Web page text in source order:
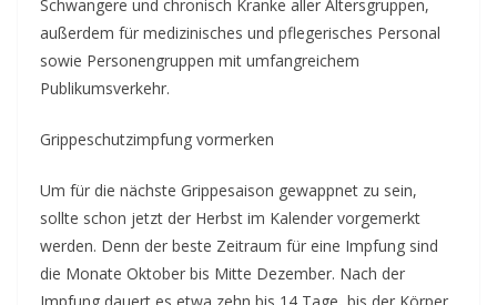
Schwangere und chronisch Kranke aller Altersgruppen,
außerdem für medizinisches und pflegerisches Personal
sowie Personengruppen mit umfangreichem
Publikumsverkehr.
Grippeschutzimpfung vormerken
Um für die nächste Grippesaison gewappnet zu sein,
sollte schon jetzt der Herbst im Kalender vorgemerkt
werden. Denn der beste Zeitraum für eine Impfung sind
die Monate Oktober bis Mitte Dezember. Nach der